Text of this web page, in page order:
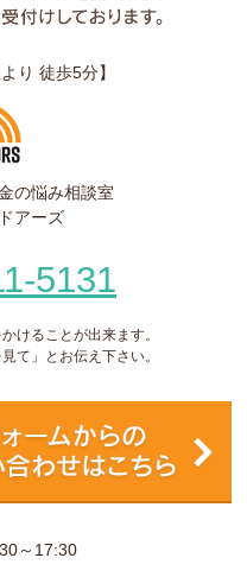
り 徒歩5分】
の悩み相談室
アーズ
5131
けることが出来ます。
て」とお伝え下さい。
～17:30